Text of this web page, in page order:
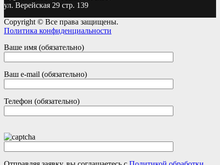
ул. Верейская 29 стр. 139
Copyright © Все права защищены.
Политика конфиденциальности
Ваше имя (обязательно)
Ваш e-mail (обязательно)
Телефон (обязательно)